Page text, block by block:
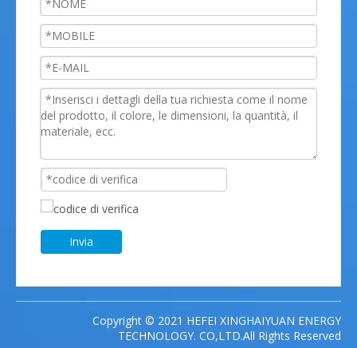
Invia
Copyright © 2021 HEFEI XINGHAIYUAN ENERGY
TECHNOLOGY. CO,LTD.All Rights Reserved